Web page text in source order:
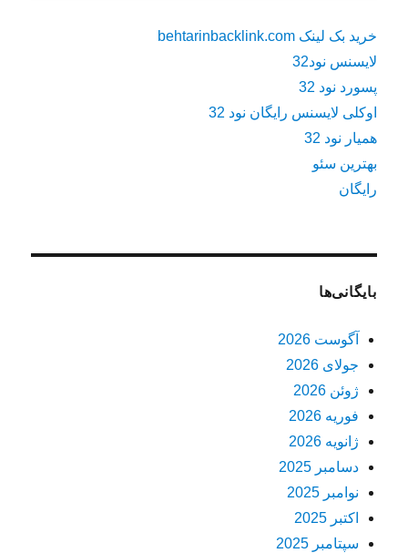
خرید بک لینک behtarinbacklink.com
لایسنس نود32
پسورد نود 32
اوکلی لایسنس رایگان نود 32
همیار نود 32
بهترین سئو
رایگان
بایگانی‌ها
آگوست 2026
جولای 2026
ژوئن 2026
فوریه 2026
ژانویه 2026
دسامبر 2025
نوامبر 2025
اکتبر 2025
سپتامبر 2025